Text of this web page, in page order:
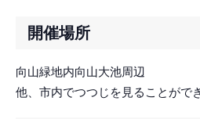
開催場所
向山緑地内向山大池周辺
他、市内でつつじを見ることがで